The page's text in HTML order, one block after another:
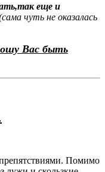
еще и
чуть не оказалась
Вас быть
Помимо